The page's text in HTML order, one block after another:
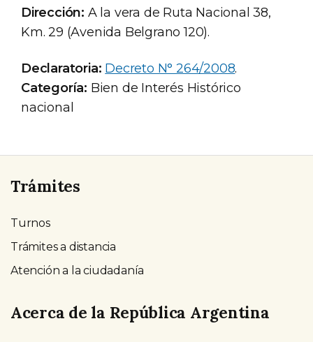
Dirección: A la vera de Ruta Nacional 38,
Km. 29 (Avenida Belgrano 120).
Declaratoria: Decreto N° 264/2008.
Categoría: Bien de Interés Histórico
nacional
Trámites
Turnos
Trámites a distancia
Atención a la ciudadanía
Acerca de la República Argentina